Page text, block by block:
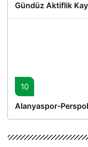
Gündüz Aktiflik
10
Alanyaspor-